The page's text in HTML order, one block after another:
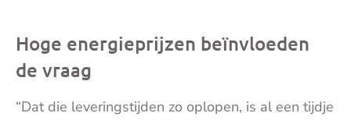
Hoge energieprijzen beïnvloeden
de vraag
“Dat die leveringstijden zo oplopen, is al een tijdje